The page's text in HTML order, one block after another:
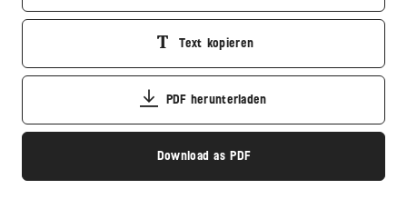
Text kopieren
PDF herunterladen
Download as PDF